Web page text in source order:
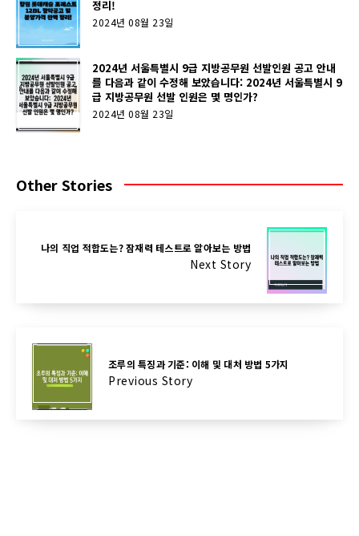
정리!
2024년 08월 23일
2024년 서울특별시 9급 지방공무원 선발인원 공고 안내
를 다음과 같이 수정해 보았습니다: 2024년 서울특별시 9
급 지방공무원 선발 인원은 몇 명인가?
2024년 08월 23일
Other Stories
나의 직업 적합도는? 잠재력 테스트로 알아보는 방법
Next Story
조루의 특징과 기준: 이해 및 대처 방법 5가지
Previous Story